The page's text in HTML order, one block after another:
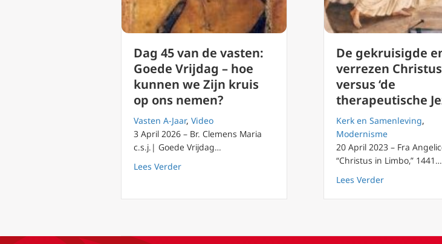
Dag 45 van de vasten:
Goede Vrijdag – hoe
kunnen we Zijn kruis
op ons nemen?
Vasten A-Jaar, Video
3 April 2026 – Br. Clemens Maria
c.s.j.| Goede Vrijdag…
Lees Verderabout Dag 45 van de vasten: Goede Vrijdag – hoe kunnen we
De gekruisigde
verrezen Christus
versus ‘de
therapeutische
Kerk en Samenleving,
Modernisme
20 April 2023 – Fra
“Christus in Limbo,” 1441…
Lees Verderabout De